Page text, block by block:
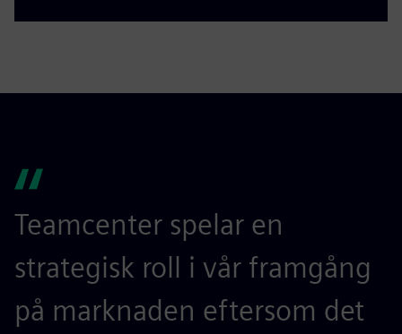
Teamcenter spelar en
strategisk roll i vår framgång
på marknaden eftersom det